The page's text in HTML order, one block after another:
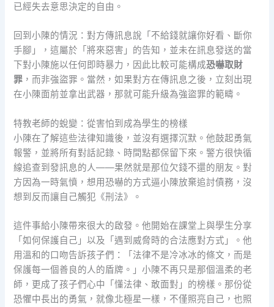
已經失去意思決定的自由。
回到小陳的情況：對方傳訊息說「不給錢就讓你好看、斷你
手腳」，這屬於「將來惡害」的告知，並未在訊息發送的當
下對小陳施以任何即時暴力，因此比較可能構成恐嚇取財
罪 ，而非強盜罪。當然，如果對方在傳訊息之後，立刻出現
在小陳面前並拿出武器，那就可能升級為強盜罪的範疇。
特教老師的蛻變：從害怕到成為學生的榜樣
小陳在了解這些法律知識後，並沒有選擇沉默。他鼓起勇氣
報警，並將所有對話記錄、時間點都保留下來。警方很快循
線追查到發訊息的人——果然就是那位欠錢不還的朋友。對
方因為一時氣憤，想用恐嚇的方式逼小陳放棄追討債務，沒
想到反而讓自己觸犯《刑法》。
這件事給小陳帶來很大的啟發。他開始在課堂上與學生分享
「如何保護自己」以及「遇到威脅時的合法應對方式」。他
用溫和的口吻告訴孩子們：「法律不是冷冰冰的條文，而是
保護每一個善良的人的盾牌。」小陳不再只是那個溫柔的老
師，更成了孩子們心中「懂法律、敢面對」的榜樣。那份從
恐懼中長出的勇氣，就像北極星一樣，不僅照亮自己，也照